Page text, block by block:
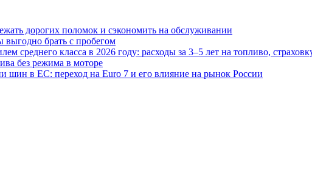
дорогих поломок и сэкономить на обслуживании
выгодно брать с пробегом
среднего класса в 2026 году: расходы за 3–5 лет на топливо,
без режима в моторе
шин в ЕС: переход на Euro 7 и его влияние на рынок России